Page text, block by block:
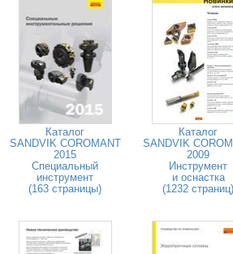
Каталог
SANDVIK COROMANT
2015
Специальный
инструмент
(163 страницы)
Каталог
SANDVIK
2009
Инструмент
и оснастка
(1232 страниц)